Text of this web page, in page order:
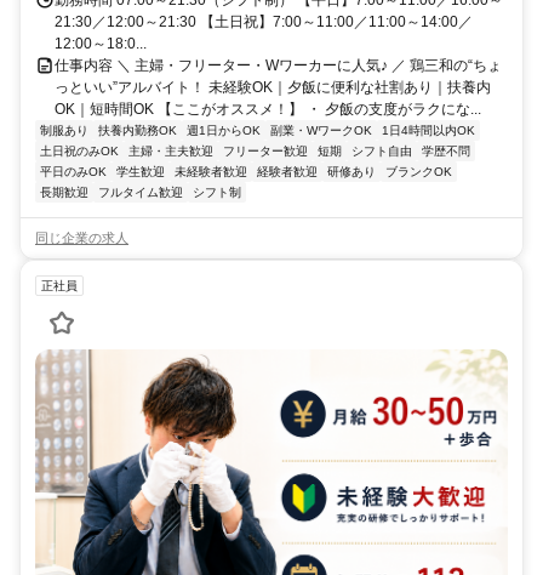
21:30／12:00～21:30 【土日祝】7:00～11:00／11:00～14:00／
12:00～18:0...
仕事内容 ＼ 主婦・フリーター・Wワーカーに人気♪ ／ 鶏三和の“ちょ
っといい”アルバイト！ 未経験OK｜夕飯に便利な社割あり｜扶養内
OK｜短時間OK 【ここがオススメ！】 ・ 夕飯の支度がラクにな...
制服あり 扶養内勤務OK 週1日からOK 副業・WワークOK
1日4時間以内OK
土日祝のみOK
主婦・主夫歓迎 フリーター歓迎 短期 シフト自由
学歴不問
平日のみOK
学生歓迎 未経験者歓迎 経験者歓迎 研修あり
ブランクOK
長期歓迎
フルタイム歓迎 シフト制
同じ企業の求人
正社員